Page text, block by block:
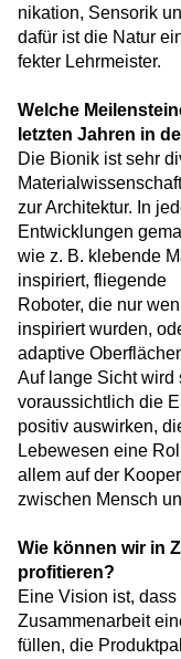
nikation, Sensorik
dafür ist die Natur
fekter Lehrmeister.
Welche
letzten Jahren in
Die Bionik ist sehr
zur Architektur. In
Entwicklungen
wie z. B. klebende
inspiriert, fliegende
Roboter, die nur
inspiriert wurden,
adaptive
Auf lange Sicht wird
voraussichtlich die
positiv auswirken,
Lebewesen eine
allem auf der
zwischen Mensch
Wie können wir in
profitieren?
Eine Vision ist,
Zusammenarbeit
füllen, die